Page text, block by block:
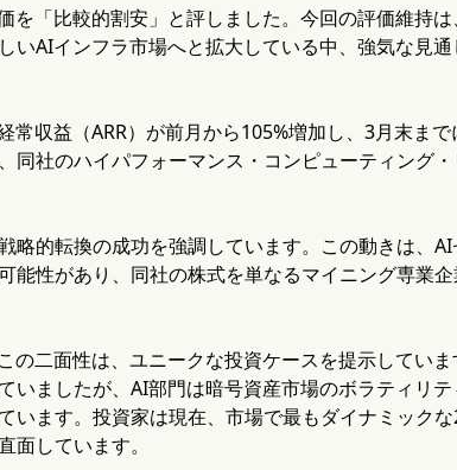
「比較的割安」と評しました。今回の評価維持
AIインフラ市場へと拡大している中、強気な見
収益（ARR）が前月から105%増加し、3月末ま
社のハイパフォーマンス・コンピューティング
的転換の成功を強調しています。この動きは、
能性があり、同社の株式を単なるマイニング専業
二面性は、ユニークな投資ケースを提示してい
ましたが、AI部門は暗号資産市場のボラティリ
ます。投資家は現在、市場で最もダイナミック
しています。